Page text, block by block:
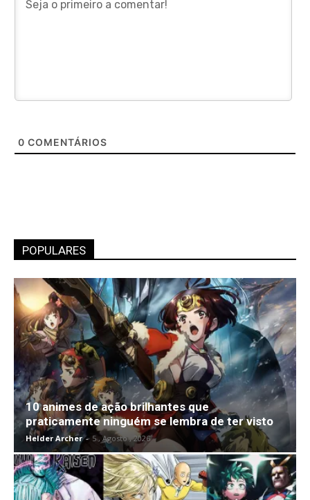
0 COMENTÁRIOS
POPULARES
10 animes de ação brilhantes que
praticamente ninguém se lembra de ter visto
Helder Archer - 5 , Agosto , 2026